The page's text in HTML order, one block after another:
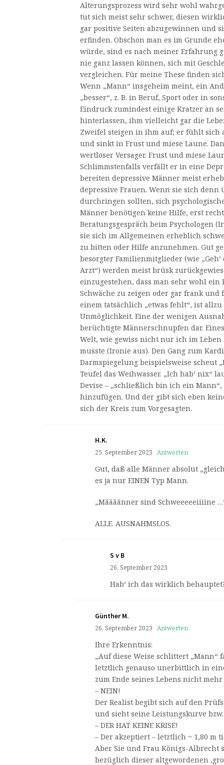
Alterungsprozess wird sehr wohl
tut sich meist sehr schwer, diesen
gar positive Seiten abzugewinnen und
erfinden. Obschon man es im Grunde
würde, sind es nach meiner Erfahrung
nie ganz lassen können, sich mit
vergleichen. Für meine These finden
Wenn „Mann“ insgeheim meint, ein
„besser“, z. B. in Beruf, Sport oder in
Eindruck zumindest einige Kratzer an
hinterlassen, ihm vielleicht gar die
Zweifel steigen in ihm auf; er fühlt sich
und sinkt in Frust und miese Laune.
wertloser Versager. Frust und miese
Schlimmstenfalls verfällt er in eine
bereiten depressive Männer meist
depressive Frauen. Wenn sie sich denn
durchringen sollten, sich
Männer benötigen keine Hilfe, erst
Beratungsgespräch beim Psychologen
sie sich im Allgemeinen erheblich
zu bitten oder Hilfe anzunehmen. Gut
besorgter Familienmitglieder (wie
Arzt“) werden meist brüsk
einzugestehen, dass man sehr wohl ein
Schwäche zu zeigen oder gar frank und
einem tatsächlich „etwas fehlt“, ist
Unmöglichkeit. Eine der wenigen
berüchtigte Männerschnupfen dar.
Welt, wie gewiss nicht nur ich im
musste (Ironie aus). Den Gang zum
Darmspiegelung beispielsweise scheut
Teufel das Weihwasser. „Ich hab‘ nix“
Devise – „schließlich bin ich ein Mann“,
hinzufügen. Und der gibt sich eben
sich der Kreis zum Vorgesagten.
H.K.
25. September 2023 Antworten
Gut, daß alle Männer absolut
es ja nur EINEN Typ Mann.
„Määäänner sind Schweeeeeiiiine
ALLE. AUSNAHMSLOS.
S v B
26. September 2023
Hab‘ ich das wirklich
Günther M.
26. September 2023 Antworten
Ihre Erkenntnis:
„Auf diese Weise schlittert „Mann“
letztlich genauso unerbittlich in
zum Ende seines Lebens nicht
– NEIN!
Der Realist begibt sich auf den
und sieht seine Leistungskurve
– DER HAT KEINE KRISE!
– Der akzeptiert – letztlich ~ 1,80 m
Aber Sie und Frau Königs-Albrecht
bezüglich dieser altgewordenen